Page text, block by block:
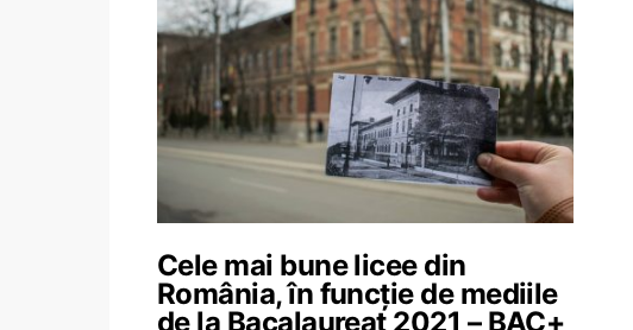
Cele mai bune licee din
România, în funcție de mediile
de la Bacalaureat 2021 – BAC+